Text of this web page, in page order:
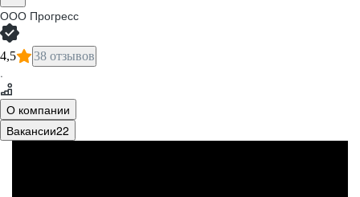
ООО Прогресс
4,5 38 отзывов
·
О компании
Вакансии22